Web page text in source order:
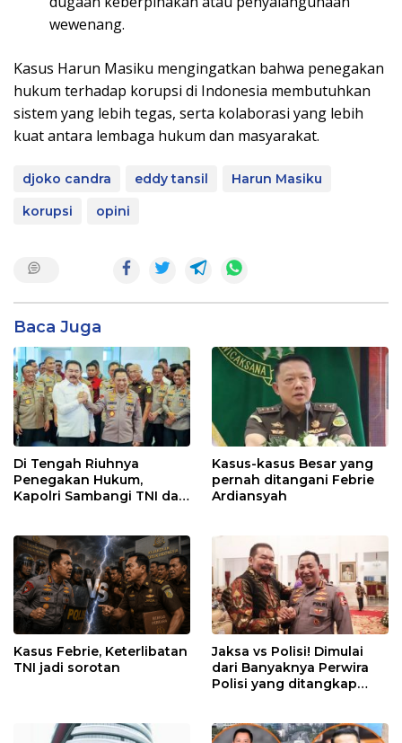
wewenang.
Kasus Harun Masiku mengingatkan bahwa penegakan
hukum terhadap korupsi di Indonesia membutuhkan
sistem yang lebih tegas, serta kolaborasi yang lebih
kuat antara lembaga hukum dan masyarakat.
djoko candra eddy tansil
Harun Masiku
korupsi
opini
Baca Juga
Di Tengah Riuhnya
Penegakan Hukum,
Kapolri Sambangi TNI dan
Kasus-kasus Besar yang
pernah ditangani Febrie
Ardiansyah
Kasus Febrie, Keterlibatan
TNI jadi sorotan
Jaksa vs Polisi! Dimulai
dari Banyaknya Perwira
Polisi yang ditangkap